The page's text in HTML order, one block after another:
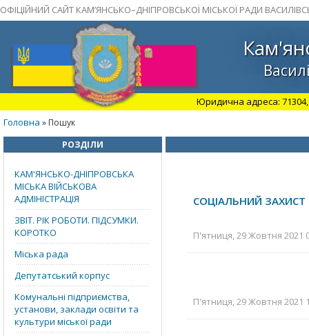
ОФІЦІЙНИЙ САЙТ КАМ’ЯНСЬКО–ДНІПРОВСЬКОЇ МІСЬКОЇ РАДИ
Юридична адреса: 71304,
Головна » Пошук
РОЗДІЛИ
КАМ'ЯНСЬКО-ДНІПРОВСЬКА
МІСЬКА ВІЙСЬКОВА
АДМІНІСТРАЦІЯ
ЗВІТ. РІК РОБОТИ. ПІДСУМКИ.
КОРОТКО
Міська рада
Депутатський корпус
Комунальні підприємства,
установи, заклади освіти та
культури міської ради
СОЦІАЛЬНИЙ ЗАХИСТ
П'ятниця, 29 Жовтня 2021
П'ятниця, 29 Жовтня 2021